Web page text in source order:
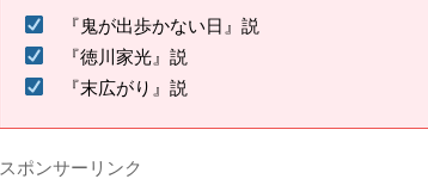
『鬼が出歩かない日』説
『徳川家光』説
『末広がり』説
スポンサーリンク